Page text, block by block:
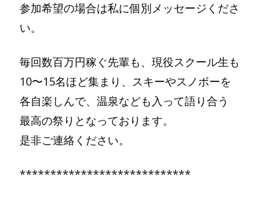
参加希望の場合は私に個別メッセージくださ
い。
毎回数百万円稼ぐ先輩も、現役スクール生も
10〜15名ほど集まり、スキーやスノボーを
各自楽しんで、温泉なども入って語り合う
最高の祭りとなっております。
是非ご連絡ください。
****************************